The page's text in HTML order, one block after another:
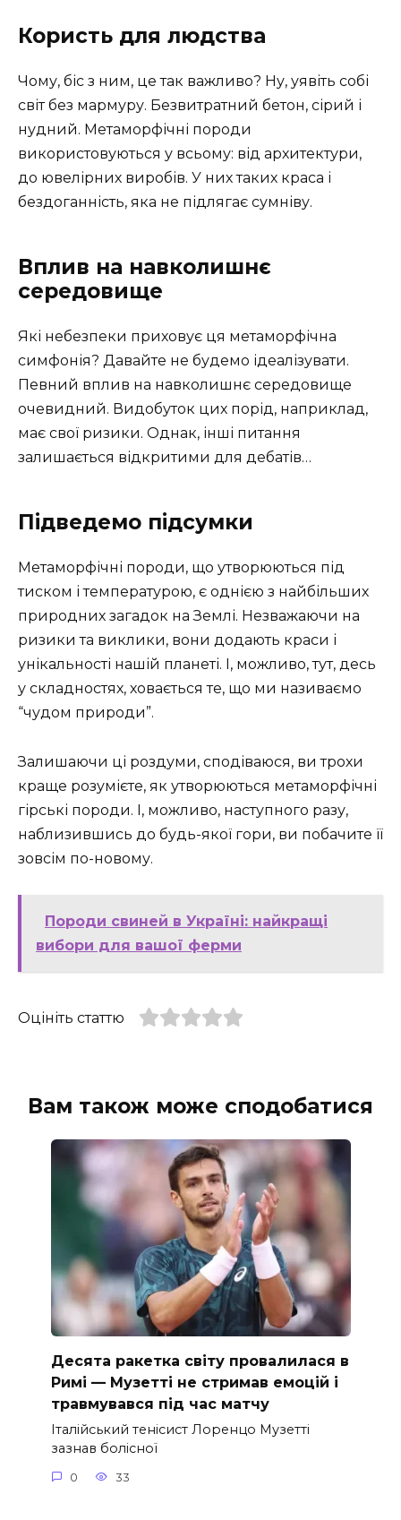
Користь для людства
Чому, біс з ним, це так важливо? Ну, уявіть собі
світ без мармуру. Безвитратний бетон, сірий і
нудний. Метаморфічні породи
використовуються у всьому: від архитектури,
до ювелірних виробів. У них таких краса і
бездоганність, яка не підлягає сумніву.
Вплив на навколишнє
середовище
Які небезпеки приховує ця метаморфічна
симфонія? Давайте не будемо ідеалізувати.
Певний вплив на навколишнє середовище
очевидний. Видобуток цих порід, наприклад,
має свої ризики. Однак, інші питання
залишається відкритими для дебатів…
Підведемо підсумки
Метаморфічні породи, що утворюються під
тиском і температурою, є однією з найбільших
природних загадок на Землі. Незважаючи на
ризики та виклики, вони додають краси і
унікальності нашій планеті. І, можливо, тут, десь
у складностях, ховається те, що ми називаємо
“чудом природи”.
Залишаючи ці роздуми, сподіваюся, ви трохи
краще розумієте, як утворюються метаморфічні
гірські породи. І, можливо, наступного разу,
наблизившись до будь-якої гори, ви побачите її
зовсім по-новому.
Породи свиней в Україні: найкращі
вибори для вашої ферми
Оцініть статтю
Вам також може сподобатися
Десята ракетка світу провалилася в
Римі — Музетті не стримав емоцій і
травмувався під час матчу
Італійський тенісист Лоренцо Музетті
зазнав болісної
0 33